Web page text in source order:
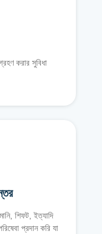
করার সুবিধা
শিফট, ইত্যাদি
প্রদান করি যা